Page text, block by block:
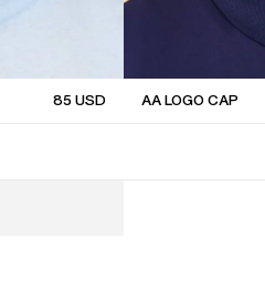
85USD AA LOGO CAP